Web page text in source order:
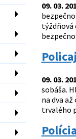
09. 03.
týždňová
09. 03.
sobáša.
na dva
trvalého